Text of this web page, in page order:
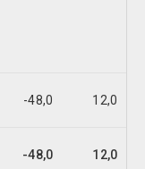
-48,0 12,0
-48,0 12,0